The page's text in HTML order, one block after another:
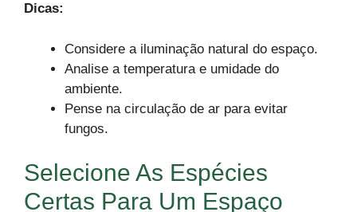
Dicas:
Considere a iluminação natural do espaço.
Analise a temperatura e umidade do
ambiente.
Pense na circulação de ar para evitar
fungos.
Selecione As Espécies
Certas Para Um Espaço